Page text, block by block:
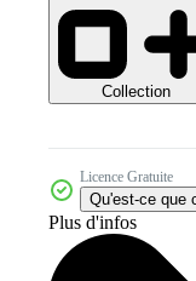
Collection
Licence Gratuite
Qu'est-ce que
Plus d'infos